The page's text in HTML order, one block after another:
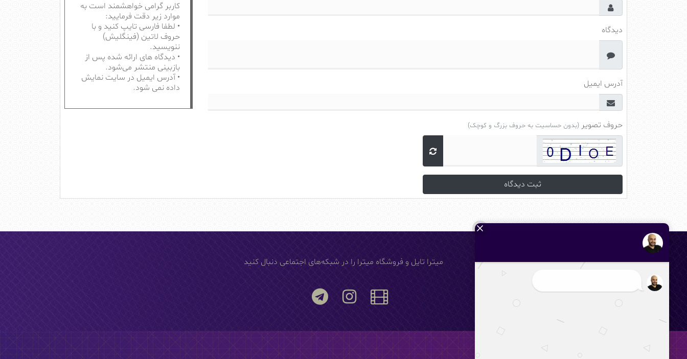
کاربر گرامی خواهشمند است به
موارد زیر دقت فرمایید:
• لطفا فارسی تایپ کنید و با
حروف لاتین (فینگلیش)
ننویسید.
• دیدگاه های ارائه شده پس از
بازبینی منتشر می‌شود.
• آدرس ایمیل در سایت نمایش
داده نمی شود.
دیدگاه
آدرس ایمیل
حروف تصویر (بدون حساسیت به حروف بزرگ و کوچک)
میترا تایل و فروشگاه میترا را در شبکه‌های اجتماعی دنبال کنید